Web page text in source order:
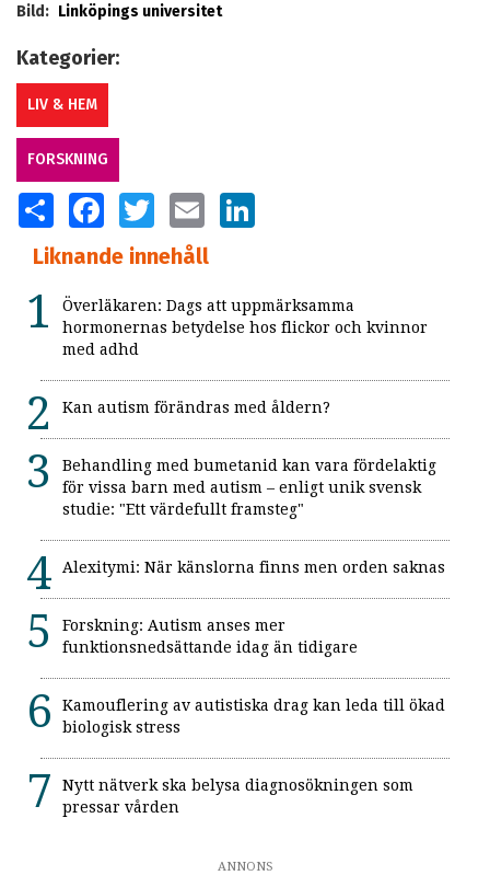
Bild: Linköpings universitet
Kategorier:
LIV & HEM
FORSKNING
SHARE FACEBOOKTWITTER EMAIL
Liknande innehåll
Överläkaren: Dags att uppmärksamma
hormonernas betydelse hos flickor och kvinnor
med adhd
Kan autism förändras med åldern?
Behandling med bumetanid kan vara fördelaktig
för vissa barn med autism – enligt unik svensk
studie: "Ett värdefullt framsteg"
Alexitymi: När känslorna finns men orden saknas
Forskning: Autism anses mer
funktionsnedsättande idag än tidigare
Kamouflering av autistiska drag kan leda till ökad
biologisk stress
Nytt nätverk ska belysa diagnosökningen som
pressar vården
ANNONS